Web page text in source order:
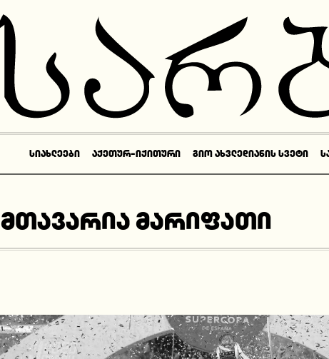
ᲡᲘᲐᲮᲚᲔᲔᲑᲘ ᲐᲥᲔᲗᲣᲠ-ᲘᲥᲘᲗᲣᲠᲘ ᲒᲘᲝ ᲐᲮᲕᲚᲔᲓᲘᲐᲜᲘᲡ ᲡᲕᲔᲢᲘ
მთავარია მარიფათი